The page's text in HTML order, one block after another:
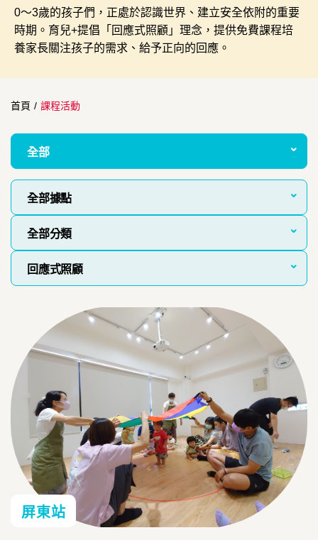
0～3歲的孩子們，正處於認識世界、建立安全依附的重要
時期。育兒+提倡「回應式照顧」理念，提供免費課程培
養家長關注孩子的需求、給予正向的回應。
首頁 / 課程活動
全部
全部據點
全部分類
回應式照顧
屏東站